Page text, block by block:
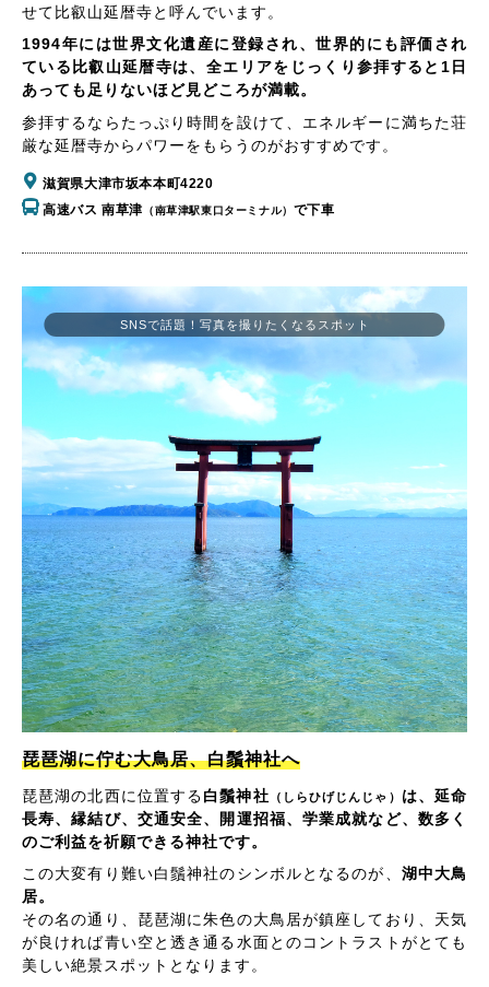
せて比叡山延暦寺と呼んでいます。
1994年には世界文化遺産に登録され、世界的にも評価され
ている比叡山延暦寺は、全エリアをじっくり参拝すると1日
あっても足りないほど見どころが満載。
参拝するならたっぷり時間を設けて、エネルギーに満ちた荘
厳な延暦寺からパワーをもらうのがおすすめです。
滋賀県大津市坂本本町4220
高速バス 南草津 （南草津駅東口ターミナル） で下車
琵琶湖に佇む大鳥居、白鬚神社へ
琵琶湖の北西に位置する白鬚神社 （しらひげじんじゃ）
は、延命
長寿、縁結び、交通安全、開運招福、学業成就など、数多く
のご利益を祈願できる神社です。
この大変有り難い白鬚神社のシンボルとなるのが、 湖中大鳥
居。
その名の通り、琵琶湖に朱色の大鳥居が鎮座しており、天気
が良ければ青い空と透き通る水面とのコントラストがとても
美しい絶景スポットとなります。
SNSで話題！写真を撮りたくなるスポット